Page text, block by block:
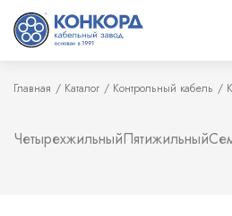
Главная Каталог Контрольный кабель
ЧетырехжильныйПятижильный